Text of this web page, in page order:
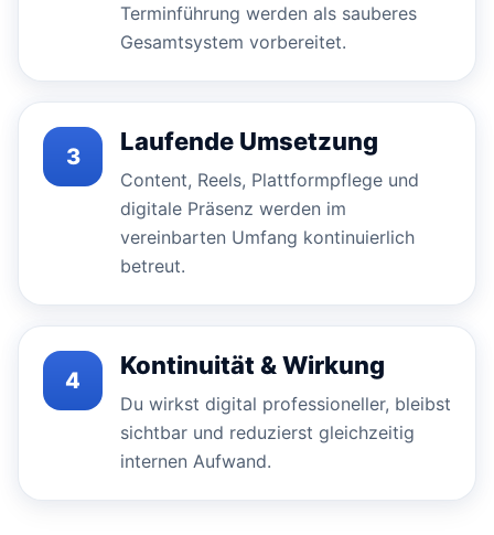
Terminführung werden als sauberes
Gesamtsystem vorbereitet.
3
Laufende Umsetzung
Content, Reels, Plattformpflege und
digitale Präsenz werden im
vereinbarten Umfang kontinuierlich
betreut.
4
Kontinuität & Wirkung
Du wirkst digital professioneller, bleibst
sichtbar und reduzierst gleichzeitig
internen Aufwand.